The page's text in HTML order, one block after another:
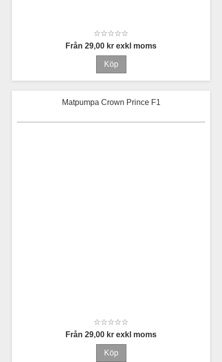
Från 29,00 kr exkl moms
Matpumpa Crown Prince F1
Från 29,00 kr exkl moms